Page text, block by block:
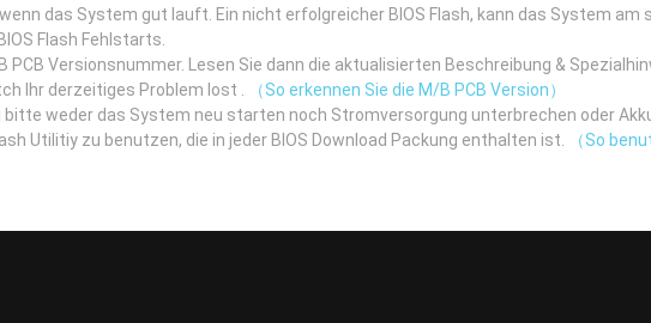
das System gut lauft. Ein nicht erfolgreicher BIOS Flash, kann das System
Flash Fehlstarts.
PCB Versionsnummer. Lesen Sie dann die aktualisierten Beschreibung &
Ihr derzeitiges Problem lost .
（So erkennen Sie die M/B PCB Version）
bitte weder das System neu starten noch Stromversorgung unterbrechen oder
Utilitiy zu benutzen, die in jeder BIOS Download Packung enthalten ist.
（So